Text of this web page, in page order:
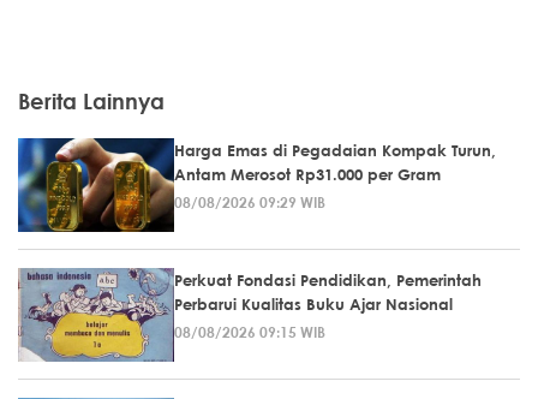
Berita Lainnya
Harga Emas di Pegadaian Kompak Turun,
Antam Merosot Rp31.000 per Gram
08/08/2026 09:29 WIB
Perkuat Fondasi Pendidikan, Pemerintah
Perbarui Kualitas Buku Ajar Nasional
08/08/2026 09:15 WIB